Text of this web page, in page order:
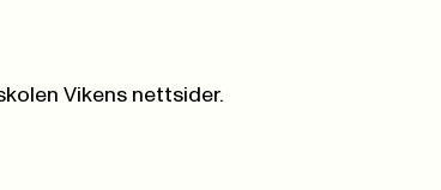
Vikens nettsider.